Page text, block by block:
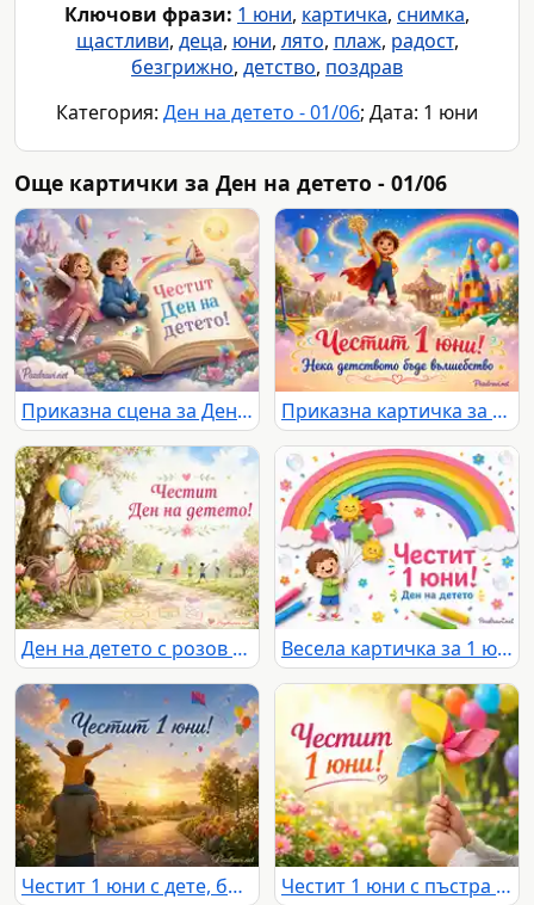
Ключови фрази: 1 юни, картичка, снимка,
щастливи, деца, юни, лято, плаж, радост,
безгрижно, детство, поздрав
Категория: Ден на детето - 01/06; Дата: 1 юни
Още картички за Ден на детето - 01/06
Приказна сцена за Деня на детето с две деца, книга, дъга, замък и надпис „Честит Ден на детето!“ Приказна картичка за 1 юни с дъга, вълшебен ключ и радостно детство
Ден на детето с розов велосипед, цветя, балони и играещи деца Весела картичка за 1 юни с дъга, балони и усмихнато дете
Честит 1 юни с дете, баща, хвърчила и балони в слънчев парк Честит 1 юни с пъстра въртележка, балони и цветна градина